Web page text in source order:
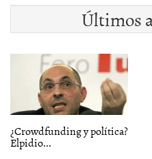
Últimos
¿Crowdfunding y política?
Elpidio...